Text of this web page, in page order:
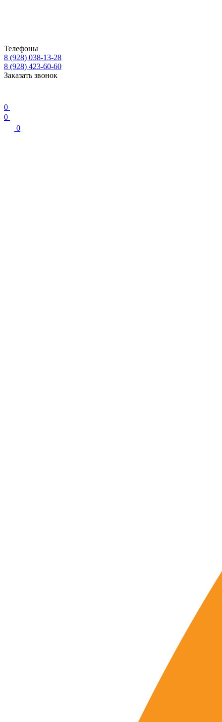
Телефоны
8 (928) 038-13-28
8 (928) 423-60-60
Заказать звонок
0
0
0